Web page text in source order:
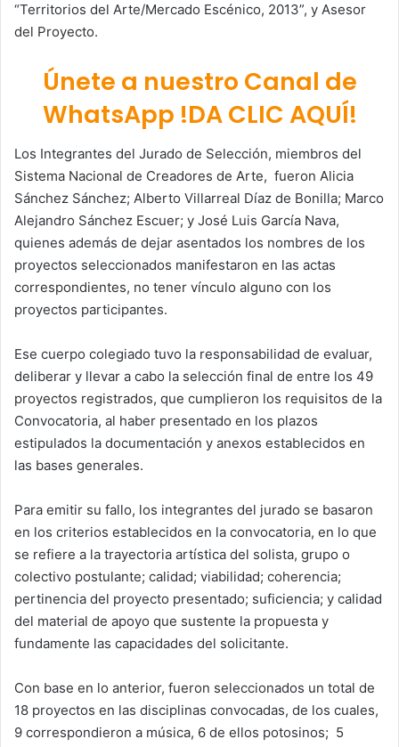
“Territorios del Arte/Mercado Escénico, 2013”, y Asesor
del Proyecto.
Únete a nuestro Canal de
WhatsApp !DA CLIC AQUÍ!
Los Integrantes del Jurado de Selección, miembros del
Sistema Nacional de Creadores de Arte, fueron Alicia
Sánchez Sánchez; Alberto Villarreal Díaz de Bonilla; Marco
Alejandro Sánchez Escuer; y José Luis García Nava,
quienes además de dejar asentados los nombres de los
proyectos seleccionados manifestaron en las actas
correspondientes, no tener vínculo alguno con los
proyectos participantes.
Ese cuerpo colegiado tuvo la responsabilidad de evaluar,
deliberar y llevar a cabo la selección final de entre los 49
proyectos registrados, que cumplieron los requisitos de la
Convocatoria, al haber presentado en los plazos
estipulados la documentación y anexos establecidos en
las bases generales.
Para emitir su fallo, los integrantes del jurado se basaron
en los criterios establecidos en la convocatoria, en lo que
se refiere a la trayectoria artística del solista, grupo o
colectivo postulante; calidad; viabilidad; coherencia;
pertinencia del proyecto presentado; suficiencia; y calidad
del material de apoyo que sustente la propuesta y
fundamente las capacidades del solicitante.
Con base en lo anterior, fueron seleccionados un total de
18 proyectos en las disciplinas convocadas, de los cuales,
9 correspondieron a música, 6 de ellos potosinos; 5